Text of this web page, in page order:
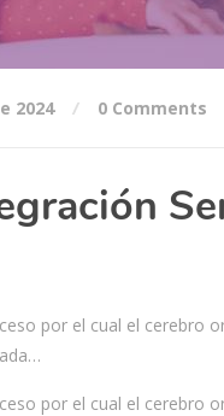
2024 0 Comments
por el cual el
por el cual el